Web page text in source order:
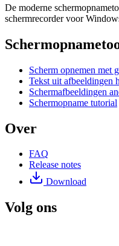
De moderne
schermrecorder voor
Scherm opnemen met
Tekst uit afbeeldingen
Schermafbeeldingen
Schermopname tutorial
Over
FAQ
Release notes
Download
Volg ons